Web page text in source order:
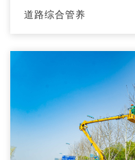
道路综合管养